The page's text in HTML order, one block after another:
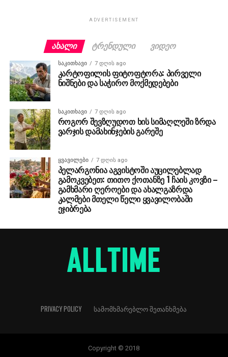
ADVERTISEMENT
ᲐᲮᲐᲚᲘ ᲢᲠᲔᲜᲓᲣᲚᲘ ᲕᲘᲓᲔᲝ
ᲡᲐᲙᲘᲗᲮᲐᲕᲘ 7 დღის ago
კარტოფილის ფიტოფტორა: პირველი
ნიშნები და საჭირო მოქმედებები
ᲡᲐᲙᲘᲗᲮᲐᲕᲘ 7 დღის ago
როგორ შევზღუდოთ ხის სიმაღლეში ზრდა
ვარჯის დამახინჯების გარეშე
ᲧᲕᲐᲕᲘᲚᲔᲑᲘ 7 დღის ago
პელარგონია აგვისტოში აუცილებლად
გამოკვებეთ: თითო ქოთანზე 1 ჩაის კოვზი –
გამხმარი ღეროები და ახალგაზრდა
კალმები მთელი წელი ყვავილობაში
ეჯიბრება
PRIVACY POLICY ᲡᲐᲛᲝᲛᲮᲛᲐᲠᲔᲑᲚᲝ ᲨᲔᲗᲐᲜᲮᲛᲔᲑᲐ
Copyright © 2018